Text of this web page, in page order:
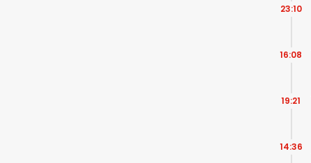
23:10
16:08
19:21
14:36